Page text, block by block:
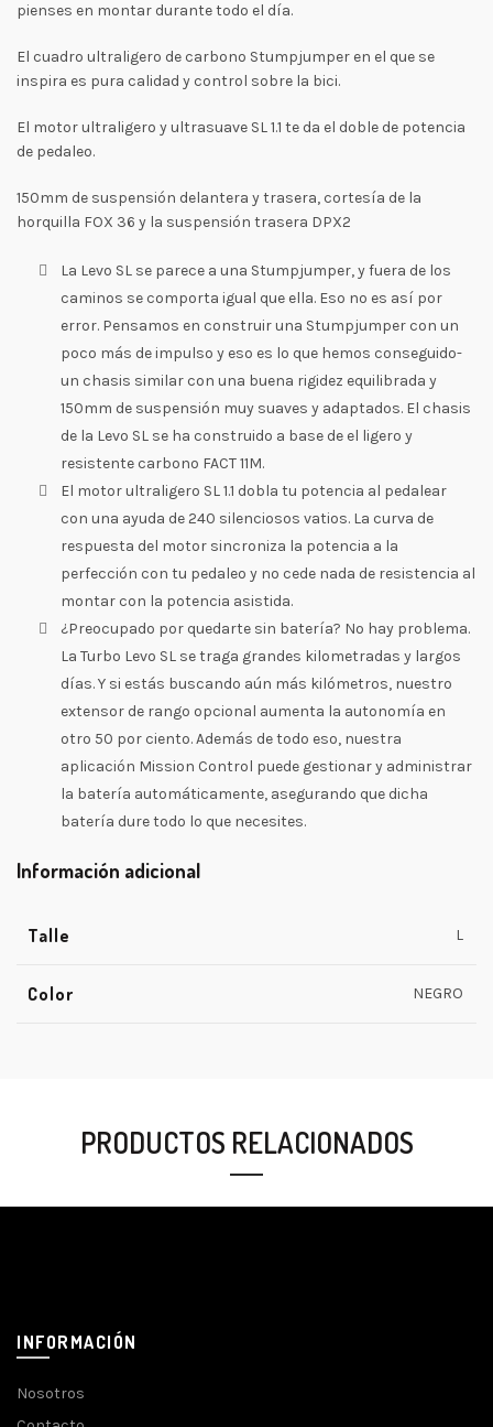
pienses en montar durante todo el día.
El cuadro ultraligero de carbono Stumpjumper en el que se
inspira es pura calidad y control sobre la bici.
El motor ultraligero y ultrasuave SL 1.1 te da el doble de potencia
de pedaleo.
150mm de suspensión delantera y trasera, cortesía de la
horquilla FOX 36 y la suspensión trasera DPX2
La Levo SL se parece a una Stumpjumper, y fuera de los
caminos se comporta igual que ella. Eso no es así por
error. Pensamos en construir una Stumpjumper con un
poco más de impulso y eso es lo que hemos conseguido-
un chasis similar con una buena rigidez equilibrada y
150mm de suspensión muy suaves y adaptados. El chasis
de la Levo SL se ha construido a base de el ligero y
resistente carbono FACT 11M.
El motor ultraligero SL 1.1 dobla tu potencia al pedalear
con una ayuda de 240 silenciosos vatios. La curva de
respuesta del motor sincroniza la potencia a la
perfección con tu pedaleo y no cede nada de resistencia al
montar con la potencia asistida.
¿Preocupado por quedarte sin batería? No hay problema.
La Turbo Levo SL se traga grandes kilometradas y largos
días. Y si estás buscando aún más kilómetros, nuestro
extensor de rango opcional aumenta la autonomía en
otro 50 por ciento. Además de todo eso, nuestra
aplicación Mission Control puede gestionar y administrar
la batería automáticamente, asegurando que dicha
batería dure todo lo que necesites.
Información adicional
Talle L
Color NEGRO
PRODUCTOS RELACIONADOS
INFORMACIÓN
Nosotros